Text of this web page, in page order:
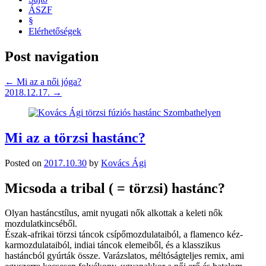
ÁSZF
§
Elérhetőségek
Post navigation
← Mi az a női jóga?
2018.12.17. →
Mi az a törzsi hastánc?
Posted on 2017.10.30 by Kovács Ági
Micsoda a tribal ( = törzsi) hastánc?
Olyan hastáncstílus, amit nyugati nők alkottak a keleti nők
mozdulatkincséből.
Észak-afrikai törzsi táncok csípőmozdulataiból, a flamenco kéz-
karmozdulataiból, indiai táncok elemeiből, és a klasszikus
hastáncból gyúrták össze. Varázslatos, méltóságteljes remix, ami